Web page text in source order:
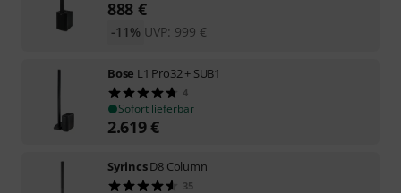
888 €
UVP: 999 €
-11%
Bose L1 Pro32 + SUB1
4
Sofort lieferbar
2.619€
SyrincsD8 Column
35